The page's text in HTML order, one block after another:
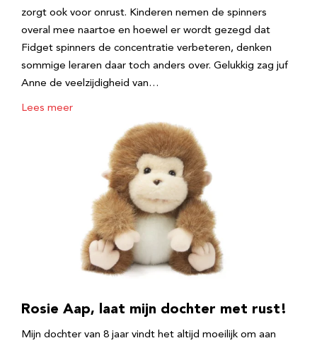
zorgt ook voor onrust. Kinderen nemen de spinners
overal mee naartoe en hoewel er wordt gezegd dat
Fidget spinners de concentratie verbeteren, denken
sommige leraren daar toch anders over. Gelukkig zag juf
Anne de veelzijdigheid van…
Lees meer
Rosie Aap, laat mijn dochter met rust!
Mijn dochter van 8 jaar vindt het altijd moeilijk om aan